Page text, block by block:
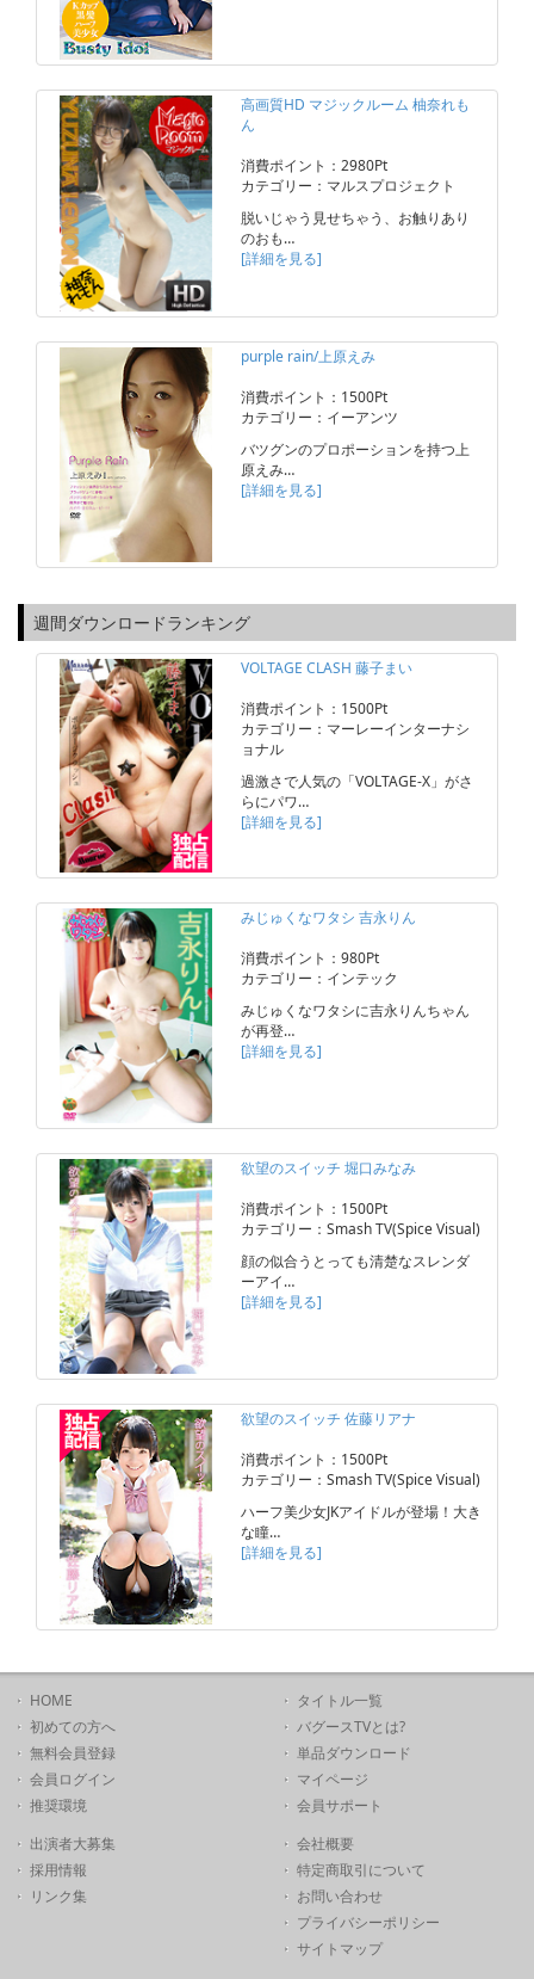
高画質HD マジックルーム 柚奈れも
ん
消費ポイント：2980Pt
カテゴリー：マルスプロジェクト
脱いじゃう見せちゃう、お触りあり
のおも…
[詳細を見る]
purple rain/上原えみ
消費ポイント：1500Pt
カテゴリー：イーアンツ
バツグンのプロポーションを持つ上
原えみ…
[詳細を見る]
週間ダウンロードランキング
VOLTAGE CLASH 藤子まい
消費ポイント：1500Pt
カテゴリー：マーレーインターナシ
ョナル
過激さで人気の「VOLTAGE-X」がさ
らにパワ…
[詳細を見る]
みじゅくなワタシ 吉永りん
消費ポイント：980Pt
カテゴリー：インテック
みじゅくなワタシに吉永りんちゃん
が再登…
[詳細を見る]
欲望のスイッチ 堀口みなみ
消費ポイント：1500Pt
カテゴリー：Smash TV(Spice Visual)
顔の似合うとっても清楚なスレンダ
ーアイ…
[詳細を見る]
欲望のスイッチ 佐藤リアナ
消費ポイント：1500Pt
カテゴリー：Smash TV(Spice Visual)
ハーフ美少女JKアイドルが登場！大き
な瞳…
[詳細を見る]
HOME
初めての方へ
無料会員登録
会員ログイン
推奨環境
タイトル一覧
バグースTVとは?
単品ダウンロード
マイページ
会員サポート
出演者大募集
採用情報
リンク集
会社概要
特定商取引について
お問い合わせ
プライバシーポリシー
サイトマップ